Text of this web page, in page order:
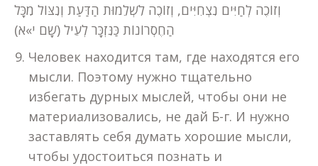
וְזוֹכֶה לְחַיִּים נִצְחִיִּים, וְזוֹכֶה לִשְׁלֵמוּת הַדַּעַת וְנִצּוֹל מִכָּל
הַחֶסְרוֹנוֹת כַּנִּזְכָּר לְעֵיל (שָׁם י»א)
Человек находится там, где находятся его
мысли. Поэтому нужно тщательно
избегать дурных мыслей, чтобы они не
материализовались, не дай Б-г. И нужно
заставлять себя думать хорошие мысли,
чтобы удостоиться познать и